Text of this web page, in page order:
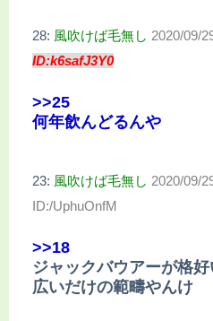
28: 風吹けば毛無し 2020/09/
ID:k6safJ3Y0
>>25
何年飲んどるんや
23: 風吹けば毛無し 2020/09/
ID:/UphuOnfM
>>18
ジャックバウアーが格
広いだけの範疇やんけ